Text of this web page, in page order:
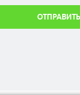
ОТПРАВИТЬ